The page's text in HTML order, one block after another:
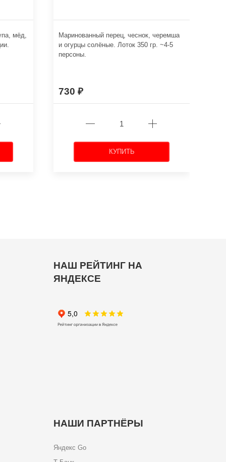
мёд,
Маринованный перец, чеснок, черемша
и огурцы солёные. Лоток 350 гр. ~4-5
персоны.
730
КУПИТЬ
НАШ РЕЙТИНГ НА
ЯНДЕКСЕ
НАШИ ПАРТНЁРЫ
Яндекс Go